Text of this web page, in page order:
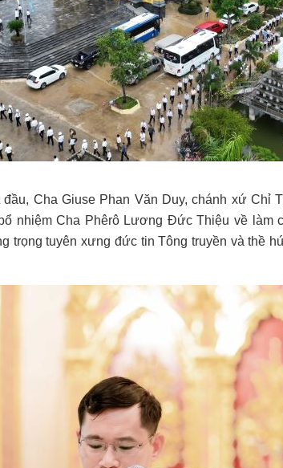
Cha Giuse Phan Văn Duy, chánh xứ Chỉ
nhiệm Cha Phêrô Lương Đức Thiệu về làm
trọng tuyên xưng đức tin Tông truyền và thề